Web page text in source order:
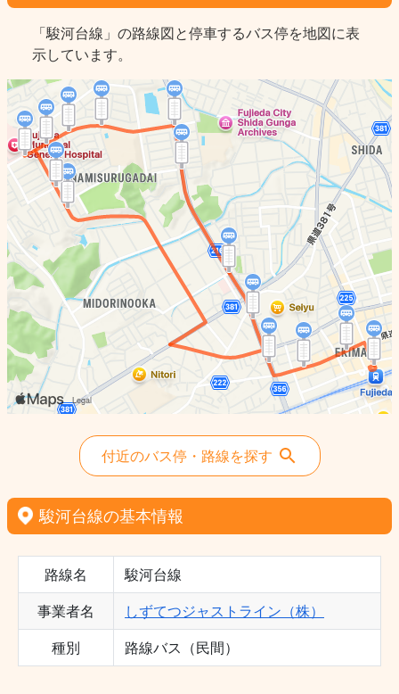
「駿河台線」の路線図と停車するバス停を地図に表
示しています。
付近のバス停・路線を探す
駿河台線の基本情報
路線名 駿河台線
事業者名 しずてつジャストライン（株）
種別 路線バス（民間）